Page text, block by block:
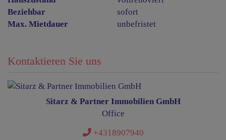
Beziehbar
sofort
Max. Mietdauer
unbefristet
Kontaktieren Sie uns
Sitarz & Partner Immobilien GmbH
Office
+4318907940